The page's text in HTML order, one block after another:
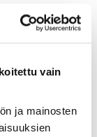
vain
ja mainosten